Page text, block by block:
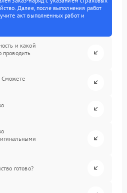
Далее, после выполнения работ
акт выполненных работ и
и какой
проводить
Сможете
готово?